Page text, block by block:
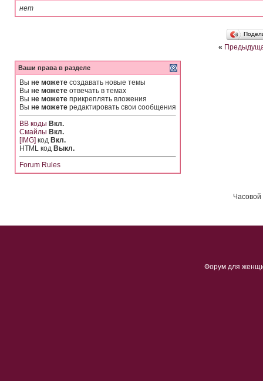
нет
«
Ваши права в разделе
Вы не можете создавать новые темы
Вы не можете отвечать в темах
Вы не можете прикреплять вложения
Вы не можете редактировать свои сообщения
BB коды Вкл.
Смайлы Вкл.
[IMG] код Вкл.
HTML код Выкл.
Forum Rules
Форум для